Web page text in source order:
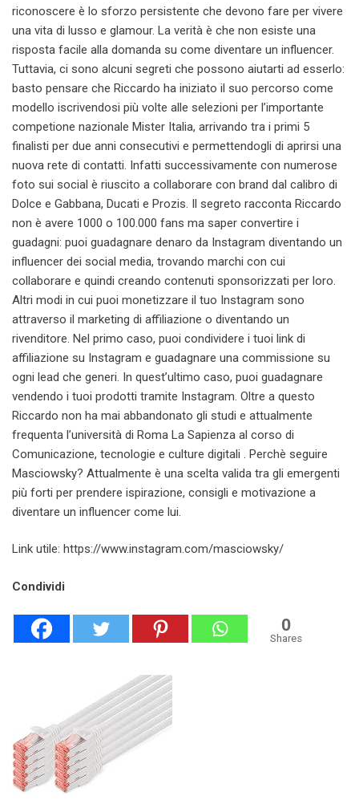
riconoscere è lo sforzo persistente che devono fare per vivere
una vita di lusso e glamour. La verità è che non esiste una
risposta facile alla domanda su come diventare un influencer.
Tuttavia, ci sono alcuni segreti che possono aiutarti ad esserlo:
basto pensare che Riccardo ha iniziato il suo percorso come
modello iscrivendosi più volte alle selezioni per l’importante
competione nazionale Mister Italia, arrivando tra i primi 5
finalisti per due anni consecutivi e permettendogli di aprirsi una
nuova rete di contatti. Infatti successivamente con numerose
foto sui social è riuscito a collaborare con brand dal calibro di
Dolce e Gabbana, Ducati e Prozis. Il segreto racconta Riccardo
non è avere 1000 o 100.000 fans ma saper convertire i
guadagni: puoi guadagnare denaro da Instagram diventando un
influencer dei social media, trovando marchi con cui
collaborare e quindi creando contenuti sponsorizzati per loro.
Altri modi in cui puoi monetizzare il tuo Instagram sono
attraverso il marketing di affiliazione o diventando un
rivenditore. Nel primo caso, puoi condividere i tuoi link di
affiliazione su Instagram e guadagnare una commissione su
ogni lead che generi. In quest’ultimo caso, puoi guadagnare
vendendo i tuoi prodotti tramite Instagram. Oltre a questo
Riccardo non ha mai abbandonato gli studi e attualmente
frequenta l’università di Roma La Sapienza al corso di
Comunicazione, tecnologie e culture digitali . Perchè seguire
Masciowsky? Attualmente è una scelta valida tra gli emergenti
più forti per prendere ispirazione, consigli e motivazione a
diventare un influencer come lui.
Link utile: https://www.instagram.com/masciowsky/
Condividi
0
Shares